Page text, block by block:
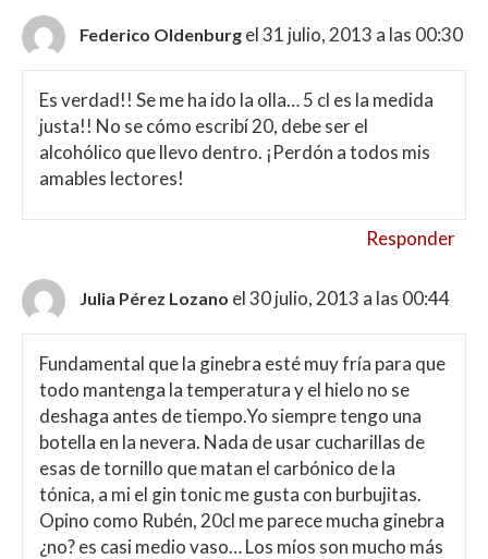
Federico Oldenburg el 31 julio, 2013 a las 00:30
Es verdad!! Se me ha ido la olla… 5 cl es la medida
justa!! No se cómo escribí 20, debe ser el
alcohólico que llevo dentro. ¡Perdón a todos mis
amables lectores!
Responder
Julia Pérez Lozano el 30 julio, 2013 a las 00:44
Fundamental que la ginebra esté muy fría para que
todo mantenga la temperatura y el hielo no se
deshaga antes de tiempo.Yo siempre tengo una
botella en la nevera. Nada de usar cucharillas de
esas de tornillo que matan el carbónico de la
tónica, a mi el gin tonic me gusta con burbujitas.
Opino como Rubén, 20cl me parece mucha ginebra
¿no? es casi medio vaso… Los míos son mucho más